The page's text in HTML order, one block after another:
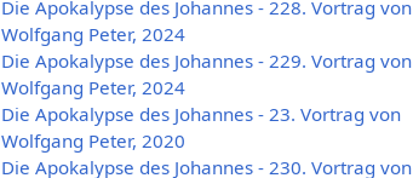
Die Apokalypse des Johannes - 228. Vortrag von
Wolfgang Peter, 2024
Die Apokalypse des Johannes - 229. Vortrag von
Wolfgang Peter, 2024
Die Apokalypse des Johannes - 23. Vortrag von
Wolfgang Peter, 2020
Die Apokalypse des Johannes - 230. Vortrag von